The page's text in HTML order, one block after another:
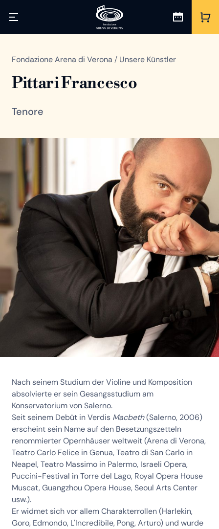
Fondazione Arena di Verona / Unsere Künstler
Pittari Francesco
Tenore
Nach seinem Studium der Violine und Komposition
absolvierte er sein Gesangsstudium am
Konservatorium von Salerno.
Seit seinem Debüt in Verdis Macbeth(Salerno, 2006)
erscheint sein Name auf den Besetzungszetteln
renommierter Opernhäuser weltweit (Arena di Verona,
Teatro Carlo Felice in Genua, Teatro di San Carlo in
Neapel, Teatro Massimo in Palermo, Israeli Opera,
Puccini-Festival in Torre del Lago, Royal Opera House
Muscat, Guangzhou Opera House, Seoul Arts Center
usw.).
Er widmet sich vor allem Charakterrollen (Harlekin,
Goro, Edmondo, L'Incredibile, Pong, Arturo) und wurde